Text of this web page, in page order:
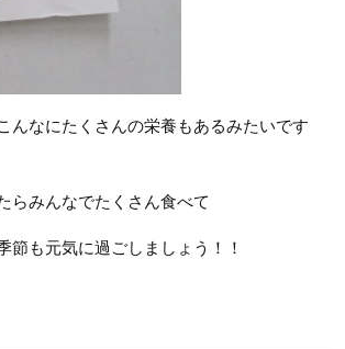
んなにたくさんの栄養もあるみたいです
らみんなでたくさん食べて
節も元気に過ごしましょう！！